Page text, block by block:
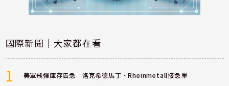
國際新聞｜大家都在看
1 美軍飛彈庫存告急 洛克希德馬丁、Rheinmetall接急單